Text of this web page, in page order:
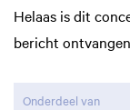
Helaas is dit
bericht
Onderdeel van